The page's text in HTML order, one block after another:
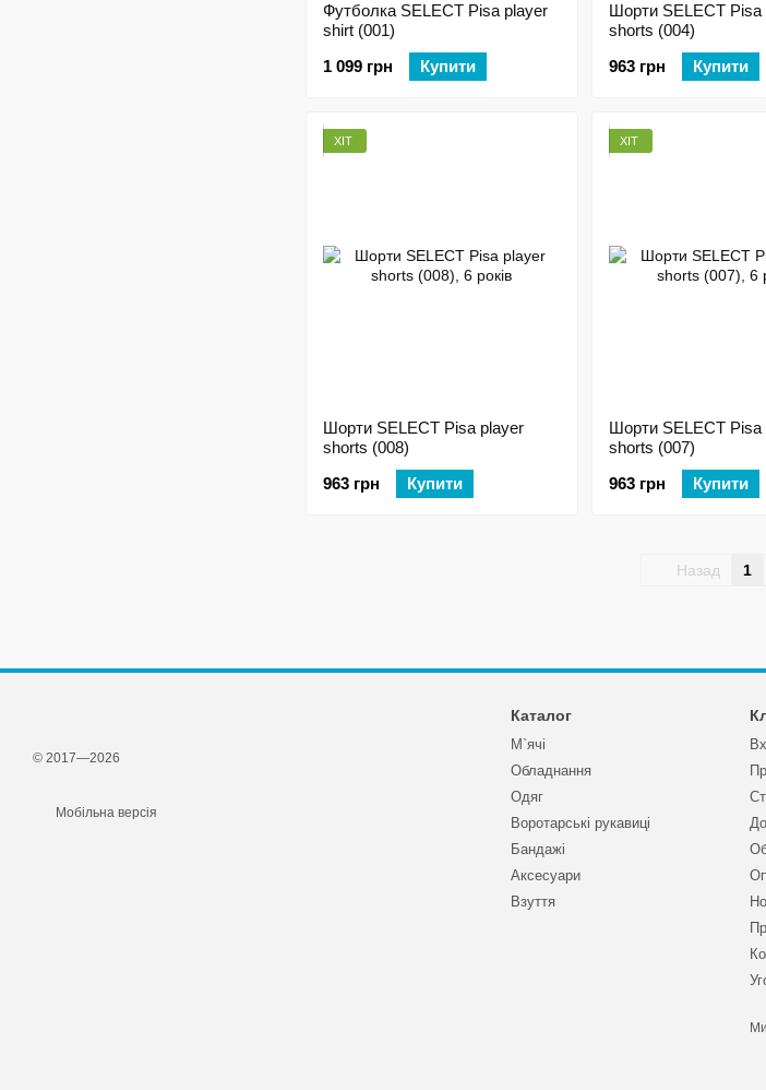
Футболка SELECT Pisa player
shirt (001)
1 099 грн
Купити
Шорти SELECT Pisa
shorts (004)
963 грн
Купити
ХІТ
Шорти SELECT Pisa player
shorts (008)
963 грн
Купити
ХІТ
Шорти SELECT Pisa
shorts (007)
963 грн
Купити
Назад 1
© 2017—2026
Мобільна версія
Каталог
М`ячі
Обладнання
Одяг
Воротарські рукавиці
Бандажі
Аксесуари
Взуття